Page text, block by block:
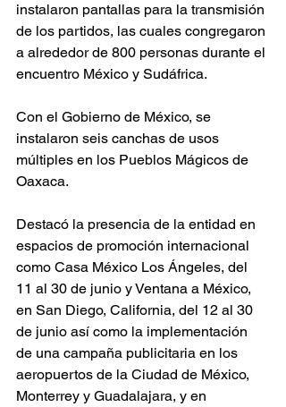
instalaron pantallas para la transmisión
de los partidos, las cuales congregaron
a alrededor de 800 personas durante el
encuentro México y Sudáfrica.
Con el Gobierno de México, se
instalaron seis canchas de usos
múltiples en los Pueblos Mágicos de
Oaxaca.
Destacó la presencia de la entidad en
espacios de promoción internacional
como Casa México Los Ángeles, del
11 al 30 de junio y Ventana a México,
en San Diego, California, del 12 al 30
de junio así como la implementación
de una campaña publicitaria en los
aeropuertos de la Ciudad de México,
Monterrey y Guadalajara, y en